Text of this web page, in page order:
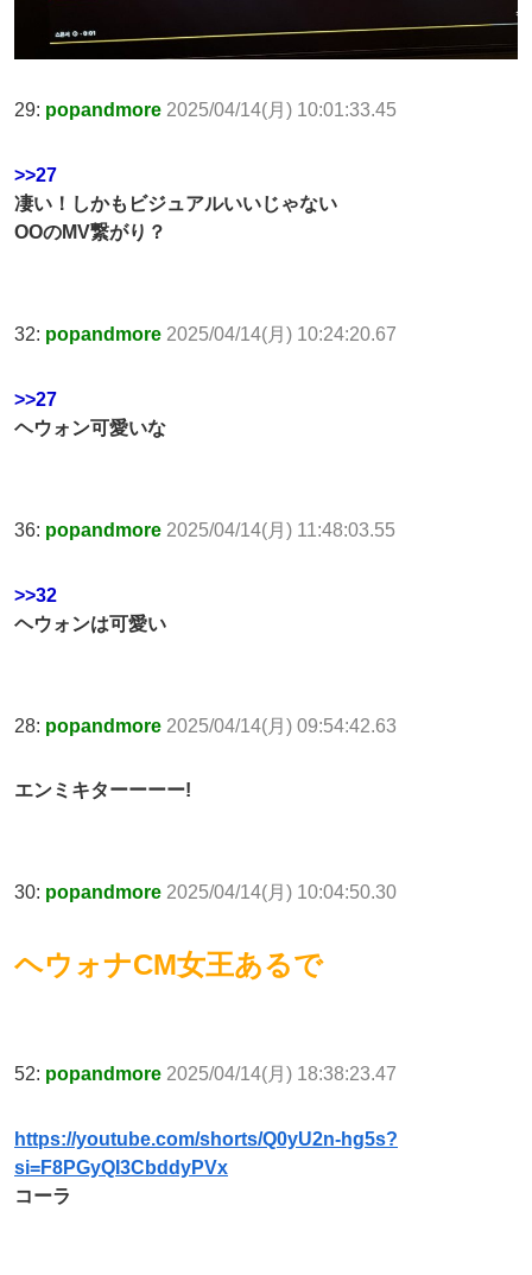
29: popandmore 2025/04/14(月) 10:01:33.45
>>27
凄い！しかもビジュアルいいじゃない
OOのMV繋がり？
32: popandmore 2025/04/14(月) 10:24:20.67
>>27
ヘウォン可愛いな
36: popandmore 2025/04/14(月) 11:48:03.55
>>32
ヘウォンは可愛い
28: popandmore 2025/04/14(月) 09:54:42.63
エンミキターーーー!
30: popandmore 2025/04/14(月) 10:04:50.30
ヘウォナCM女王あるで
52: popandmore 2025/04/14(月) 18:38:23.47
https://youtube.com/shorts/Q0yU2n-hg5s?
si=F8PGyQI3CbddyPVx
コーラ